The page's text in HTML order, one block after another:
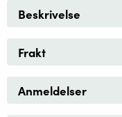
Beskrivelse
Frakt
Anmeldelser